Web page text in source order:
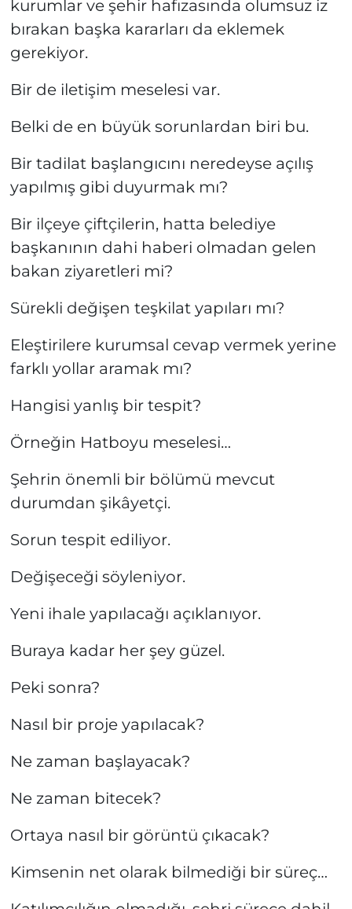
kurumlar ve şehir hafızasında olumsuz iz
bırakan başka kararları da eklemek
gerekiyor.
Bir de iletişim meselesi var.
Belki de en büyük sorunlardan biri bu.
Bir tadilat başlangıcını neredeyse açılış
yapılmış gibi duyurmak mı?
Bir ilçeye çiftçilerin, hatta belediye
başkanının dahi haberi olmadan gelen
bakan ziyaretleri mi?
Sürekli değişen teşkilat yapıları mı?
Eleştirilere kurumsal cevap vermek yerine
farklı yollar aramak mı?
Hangisi yanlış bir tespit?
Örneğin Hatboyu meselesi…
Şehrin önemli bir bölümü mevcut
durumdan şikâyetçi.
Sorun tespit ediliyor.
Değişeceği söyleniyor.
Yeni ihale yapılacağı açıklanıyor.
Buraya kadar her şey güzel.
Peki sonra?
Nasıl bir proje yapılacak?
Ne zaman başlayacak?
Ne zaman bitecek?
Ortaya nasıl bir görüntü çıkacak?
Kimsenin net olarak bilmediği bir süreç…